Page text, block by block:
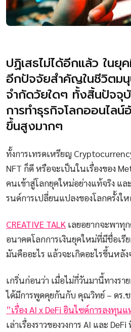
ปฏิเสธไม่ได้อีกแล้ว ในยุ
อีกปัจจัยสำคัญในชีวิตม
จำกัดวัยใดๆ ทั้งสิ้นปัจจุ
การทำธุรกิจโลกออนไล
ขึ้นสูงมากๆ
ทั้งการเทรดเหรียญ
NFT ก็ดี หรือจะเป็นในเรื่องของ
คนเข้าสู่โลกยุคใหม่อย่างแท้จริง แ
รนด์การเปลี่ยนแปลงของโลกครั้งใ
CREATIVE TALK เลยอยากจะพาทุ
อนาคตโลกการเงินยุคใหม่ที่มีชื่อเรีย
มันคืออะไร แล้วจะเกิดอะไรขึ้นหลัง
เกริ่นก่อนว่า เมื่อไม่กี่วันมานี้ทางราย
ได้มีการพูดคุยกันกับ คุณวิทย์ – ดร.
”เรื่อง AI x DeFi อินไซด์การลงทุน
เล่าเรื่องราวของวงการ AI และ